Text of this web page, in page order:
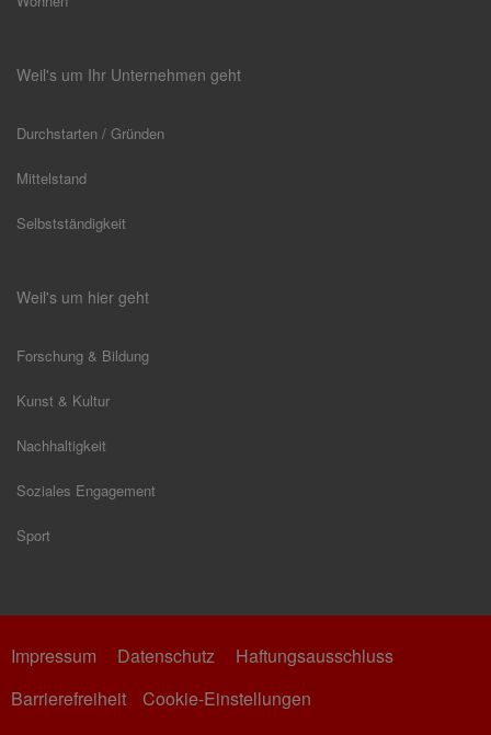
Weil's um Ihr Unternehmen geht
Durchstarten / Gründen
Mittelstand
Selbstständigkeit
Weil's um hier geht
Forschung & Bildung
Kunst & Kultur
Nachhaltigkeit
Soziales Engagement
Sport
Impressum Datenschutz
Haftungsausschluss
Barrierefreiheit
Cookie-Einstellungen